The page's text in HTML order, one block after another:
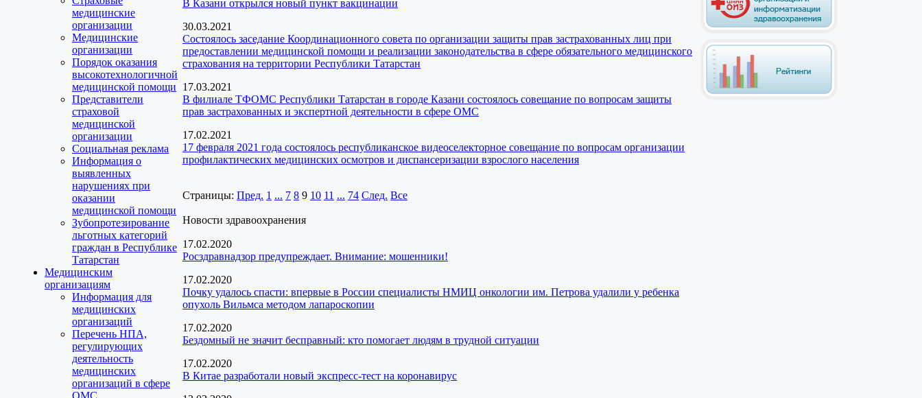
медицинские
организации
Медицинские
организации
Порядок оказания
высокотехнологичной
медицинской помощи
Представители
страховой
медицинской
организации
Социальная реклама
Информация о
выявленных
нарушениях при
оказании
медицинской помощи
Зубопротезирование
льготных категорий
граждан в Республике
Татарстан
Медицинским
организациям
Информация для
медицинских
организаций
Перечень НПА,
регулирующих
деятельность
медицинских
организаций в сфере
ОМС
В Казани открылся новый пункт вакцинации
30.03.2021
Состоялось заседание Координационного совета по организации защиты прав застрахованных лиц при
предоставлении медицинской помощи и реализации законодательства в сфере обязательного медицинского
страхования на территории Республики Татарстан
17.03.2021
В филиале ТФОМС Республики Татарстан в городе Казани состоялось совещание по вопросам защиты
прав застрахованных и экспертной деятельности в сфере ОМС
17.02.2021
17 февраля 2021 года состоялось республиканское видеоселекторное совещание по вопросам организации
профилактических медицинских осмотров и диспансеризации взрослого населения
Страницы: Пред. 1 ... 7 8 9 10 11 ... 74 След. Все
Новости здравоохранения
17.02.2020
Росздравнадзор предупреждает. Внимание: мошенники!
17.02.2020
Почку удалось спасти: впервые в России специалисты НМИЦ онкологии им. Петрова удалили у ребенка
опухоль Вильмса методом лапароскопии
17.02.2020
Бездомный не значит бесправный: кто помогает людям в трудной ситуации
17.02.2020
В Китае разработали новый экспресс-тест на коронавирус